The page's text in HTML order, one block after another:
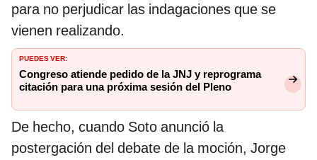
para no perjudicar las indagaciones que se
vienen realizando.
PUEDES VER:
Congreso atiende pedido de la JNJ y reprograma
citación para una próxima sesión del Pleno
De hecho, cuando Soto anunció la
postergación del debate de la moción, Jorge